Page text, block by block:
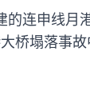
连申线月
桥塌落事